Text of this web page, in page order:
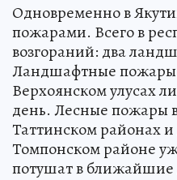
Одновременно в
пожарами. Всего в
возгораний: два
Ландшафтные пожары
Верхоянском улусах
день. Лесные пожары
Таттинском районах
Томпонском районе
потушат в